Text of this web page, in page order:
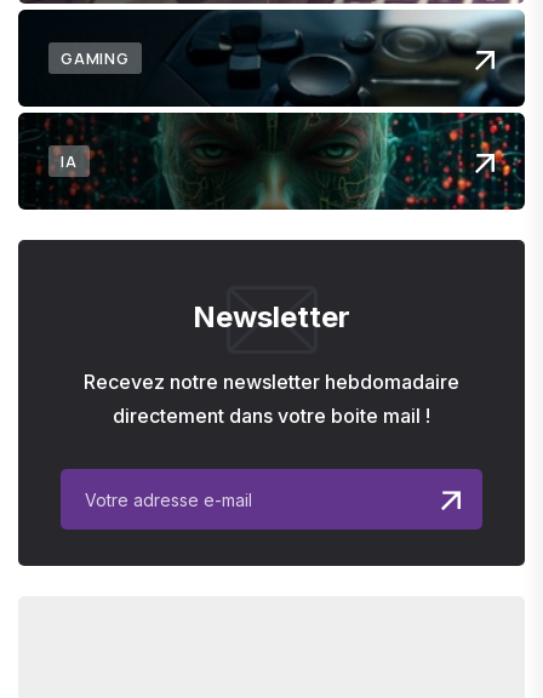
GAMING
IA
Newsletter
Recevez notre newsletter hebdomadaire
directement dans votre boite mail !